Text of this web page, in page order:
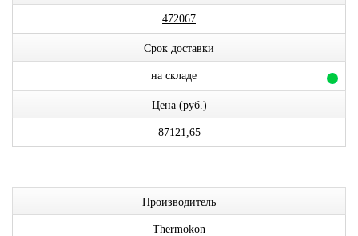
472067
Срок доставки
на складе
Цена (руб.)
87121,65
Производитель
Thermokon